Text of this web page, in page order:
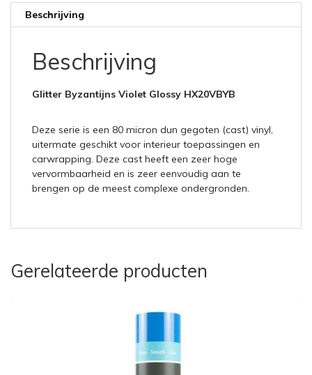
Beschrijving
Beschrijving
Glitter Byzantijns Violet Glossy HX20VBYB
Deze serie is een 80 micron dun gegoten (cast) vinyl,
uitermate geschikt voor interieur toepassingen en
carwrapping. Deze cast heeft een zeer hoge
vervormbaarheid en is zeer eenvoudig aan te
brengen op de meest complexe ondergronden.
Gerelateerde producten